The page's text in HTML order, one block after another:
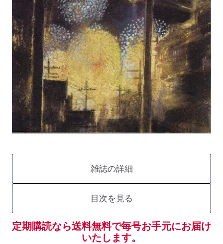
雑誌の詳細
目次を見る
定期購読なら送料無料で毎号お手元にお届け
いたします。